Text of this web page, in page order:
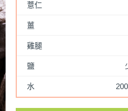
薏仁
薑
雞腿
鹽
水